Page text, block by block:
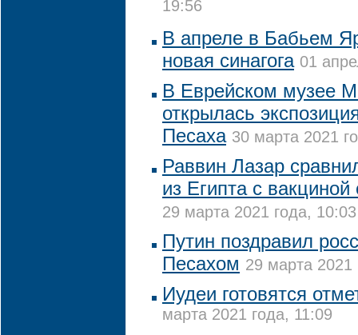
19:56
В апреле в Бабьем
новая синагога 01
В Еврейском музее
открылась
Песаха 30 марта 2021
Раввин Лазар
из Египта с вакциной
29 марта 2021 года, 10:03
Путин поздравил
Песахом 29 марта 2021
Иудеи готовятся
марта 2021 года, 11:09